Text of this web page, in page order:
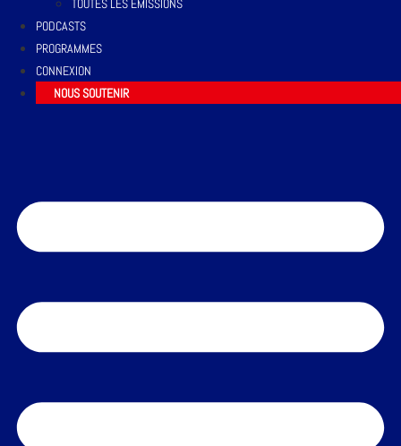
TOUTES LES ÉMISSIONS
PODCASTS
PROGRAMMES
CONNEXION
NOUS SOUTENIR